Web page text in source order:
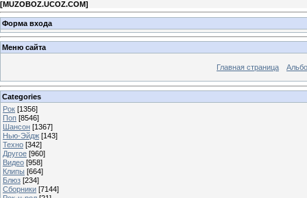
[MUZOBOZ.UCOZ.COM]
Форма входа
Меню сайта
Главная страница
Categories
Рок [1356]
Поп [8546]
Шансон [1367]
Нью-Эйдж [143]
Техно [342]
Другое [960]
Видео [958]
Клипы [664]
Блюз [234]
Сборники [7144]